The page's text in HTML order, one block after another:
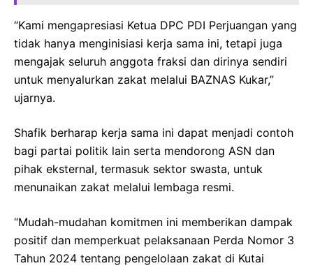
“Kami mengapresiasi Ketua DPC PDI Perjuangan yang
tidak hanya menginisiasi kerja sama ini, tetapi juga
mengajak seluruh anggota fraksi dan dirinya sendiri
untuk menyalurkan zakat melalui BAZNAS Kukar,”
ujarnya.
Shafik berharap kerja sama ini dapat menjadi contoh
bagi partai politik lain serta mendorong ASN dan
pihak eksternal, termasuk sektor swasta, untuk
menunaikan zakat melalui lembaga resmi.
“Mudah-mudahan komitmen ini memberikan dampak
positif dan memperkuat pelaksanaan Perda Nomor 3
Tahun 2024 tentang pengelolaan zakat di Kutai